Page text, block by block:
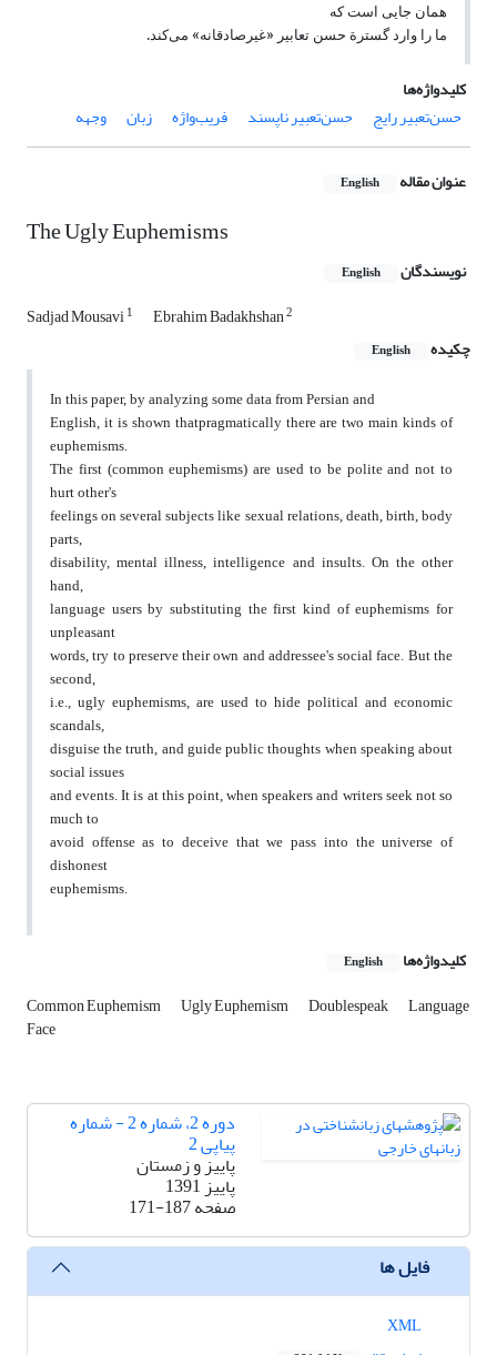
همان جایی است که
ما را وارد گسترة حسن تعابیر «غیرصادقانه» می‌کند.
کلیدواژه‌ها
حسن‌تعبیر رایج
حسن‌تعبیر ناپسند فریب‌واژه زبان وجهه
عنوان مقاله English
The Ugly Euphemisms
نویسندگان English
Sadjad Mousavi1 Ebrahim Badakhshan2
چکیده English
In this paper, by analyzing some data from Persian and
English, it is shown thatpragmatically there are two main kinds of
euphemisms.
The first (common euphemisms) are used to be polite and not to
hurt other's
feelings on several subjects like sexual relations, death, birth, body
parts,
disability, mental illness, intelligence and insults. On the other
hand,
language users by substituting the first kind of euphemisms for
unpleasant
words, try to preserve their own and addressee's social face. But the
second,
i.e., ugly euphemisms, are used to hide political and economic
scandals,
disguise the truth, and guide public thoughts when speaking about
social issues
and events. It is at this point, when speakers and writers seek not so
much to
avoid offense as to deceive that we pass into the universe of
dishonest
euphemisms.
کلیدواژه‌ها English
Common Euphemism Ugly Euphemism Doublespeak Language
Face
دوره 2، شماره 2 - شماره
پیاپی 2
پاییز و زمستان
پاییز 1391
صفحه171-187
فایل ها